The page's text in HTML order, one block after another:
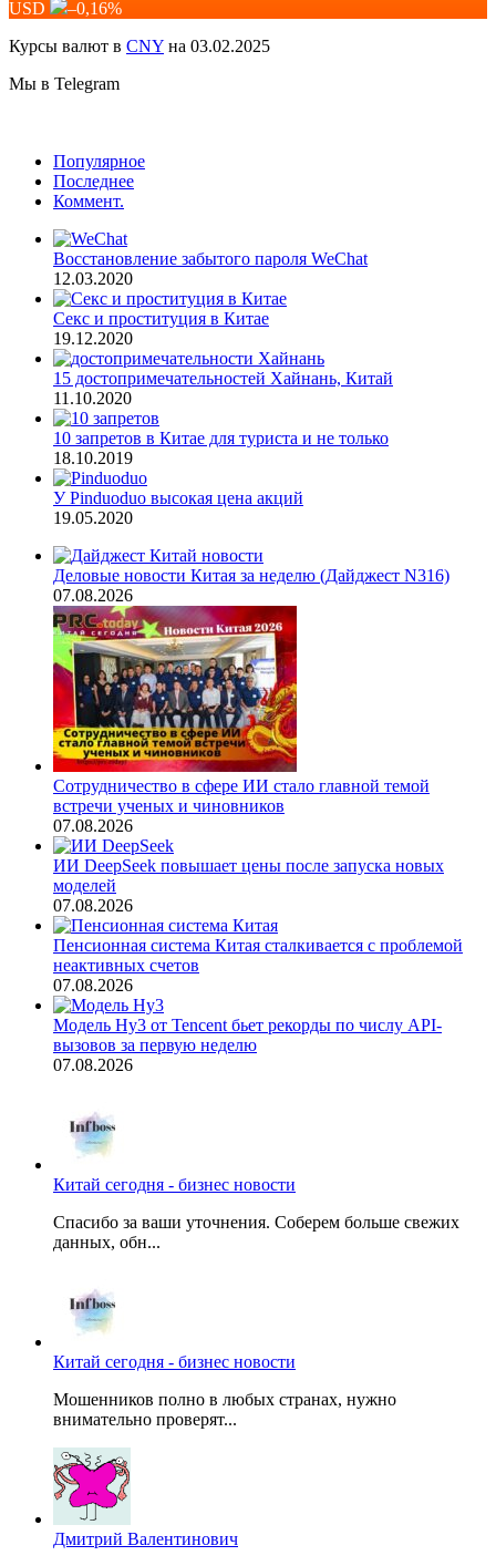
USD –0,16%
Курсы валют в CNY на 03.02.2025
Мы в Telegram
Популярное
Последнее
Коммент.
Восстановление забытого пароля WeChat
12.03.2020
Секс и проституция в Китае
19.12.2020
15 достопримечательностей Хайнань, Китай
11.10.2020
10 запретов в Китае для туриста и не только
18.10.2019
У Pinduoduo высокая цена акций
19.05.2020
Деловые новости Китая за неделю (Дайджест N316)
07.08.2026
Сотрудничество в сфере ИИ стало главной темой
встречи ученых и чиновников
07.08.2026
ИИ DeepSeek повышает цены после запуска новых
моделей
07.08.2026
Пенсионная система Китая сталкивается с проблемой
неактивных счетов
07.08.2026
Модель Hy3 от Tencent бьет рекорды по числу API-
вызовов за первую неделю
07.08.2026
Китай сегодня - бизнес новости
Спасибо за ваши уточнения. Соберем больше свежих
данных, обн...
Китай сегодня - бизнес новости
Мошенников полно в любых странах, нужно
внимательно проверят...
Дмитрий Валентинович